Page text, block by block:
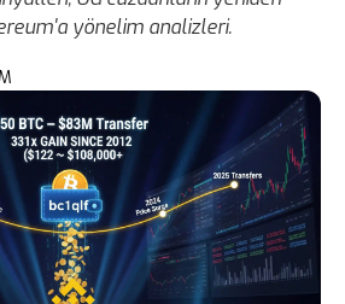
yönelim analizleri.